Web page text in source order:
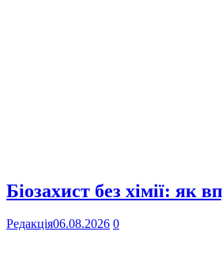
Біозахист без хімії: як
Редакція06.08.2026 0